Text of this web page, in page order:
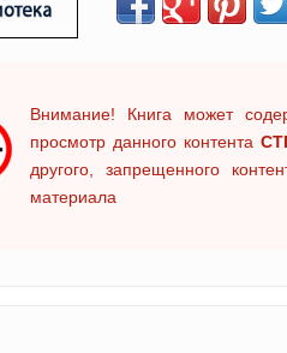
Внимание! Книга может
просмотр данного контента
другого, запрещенного
материала